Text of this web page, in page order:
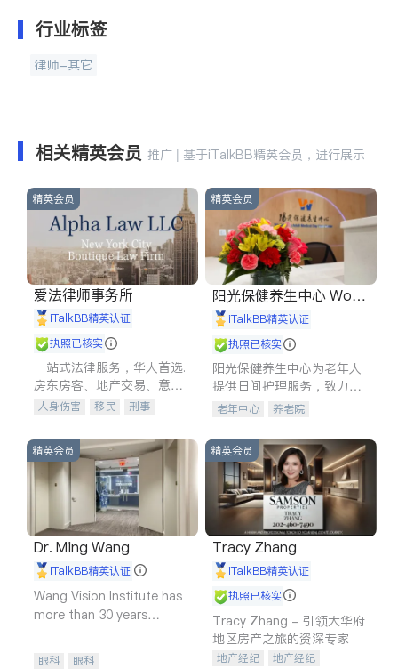
行业标签
律师-其它
相关精英会员 推广 | 基于iTalkBB精英会员，进行展示
精英会员
爱法律师事务所
iTalkBB精英认证
执照已核实
一站式法律服务，华人首选.
房东房客、地产交易、意外
伤害、车祸重伤、商业诉
建筑合同、刑事案件全包办
人身伤害 移民
刑事
信托/遗嘱
商业
商标注册
索赔
律师-其它
精英会员
阳光保健养生中心 World
shine
iTalkBB精英认证
执照已核实
阳光保健养生中心为老年人
提供日间护理服务，致力于
通过持续的护理创新来有效
老年中心 养老院
精英会员
Dr. Ming Wang
iTalkBB精英认证
Wang Vision Institute has
more than 30 years
眼科 眼科
精英会员
Tracy Zhang
iTalkBB精英认证
执照已核实
Tracy Zhang - 引领大华府
地区房产之旅的资深专家
地产经纪
地产经纪